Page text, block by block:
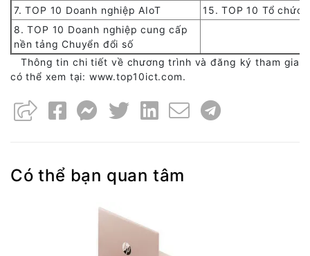
7. TOP 10 Doanh nghiệp AIoT
15. TOP 10 Tổ chức
8. TOP 10 Doanh nghiệp cung cấp
nền tảng Chuyển đổi số
Thông tin chi tiết về chương trình và đăng ký tham gia
có thể xem tại: www.top10ict.com.
Có thể bạn quan tâm